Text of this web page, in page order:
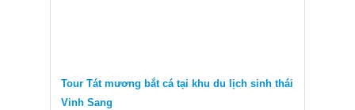
Tour Tát mương bắt cá tại khu du lịch sinh thái
Vinh Sang